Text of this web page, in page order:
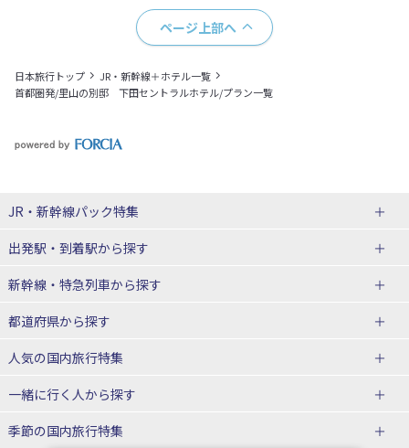
ページ上部へ
日本旅行トップ
JR・新幹線＋ホテル一覧
首都圏発/里山の別邸 下田セントラルホテル/プラン一覧
JR・新幹線パック特集
JR・新幹線＋ホテルパック
出張パック
出発駅・到着駅から探す
秋田⇔東京 新幹線パック
仙台→東京 新幹線パック
富山⇔東京 新幹線パック
東京→仙台 新幹線パック
東京→金沢 新幹線パック
新幹線・特急列車から探す
北海道新幹線 旅行
山形新幹線 旅行
東海道新幹線 旅行
上越新幹線 旅行
都道府県から探す
北海道旅行・ツアー
東北
人気の国内旅行特集
東京ディズニーリゾート®への旅
ユニバーサル・スタジオ・ジャパ
一緒に行く人から探す
一人旅 国内版
季節の国内旅行特集